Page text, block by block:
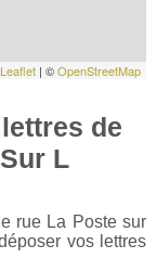
Leaflet | ©OpenStreetMap
de
L
rue La Poste sur
vos lettres